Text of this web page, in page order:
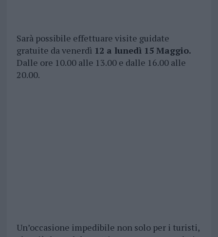
Sarà possibile effettuare visite guidate
gratuite da venerdì 12 a lunedì 15 Maggio.
Dalle ore 10.00 alle 13.00 e dalle 16.00 alle
20.00.
Un’occasione impedibile non solo per i turisti,